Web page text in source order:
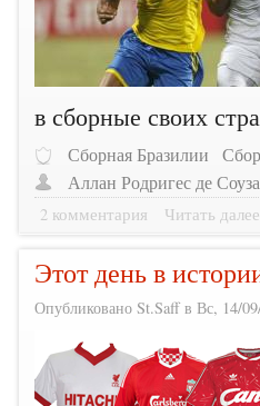
в сборные своих
Сборная Бразилии
Аллан Родригес де Соуза
2 комментария Читать далее
Этот день в
Опубликовано St.Saff в Вс, 14/